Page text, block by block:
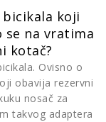
koji
se na vratima
kotač?
Ovisno o
obavija rezervni
nosač za
takvog adaptera